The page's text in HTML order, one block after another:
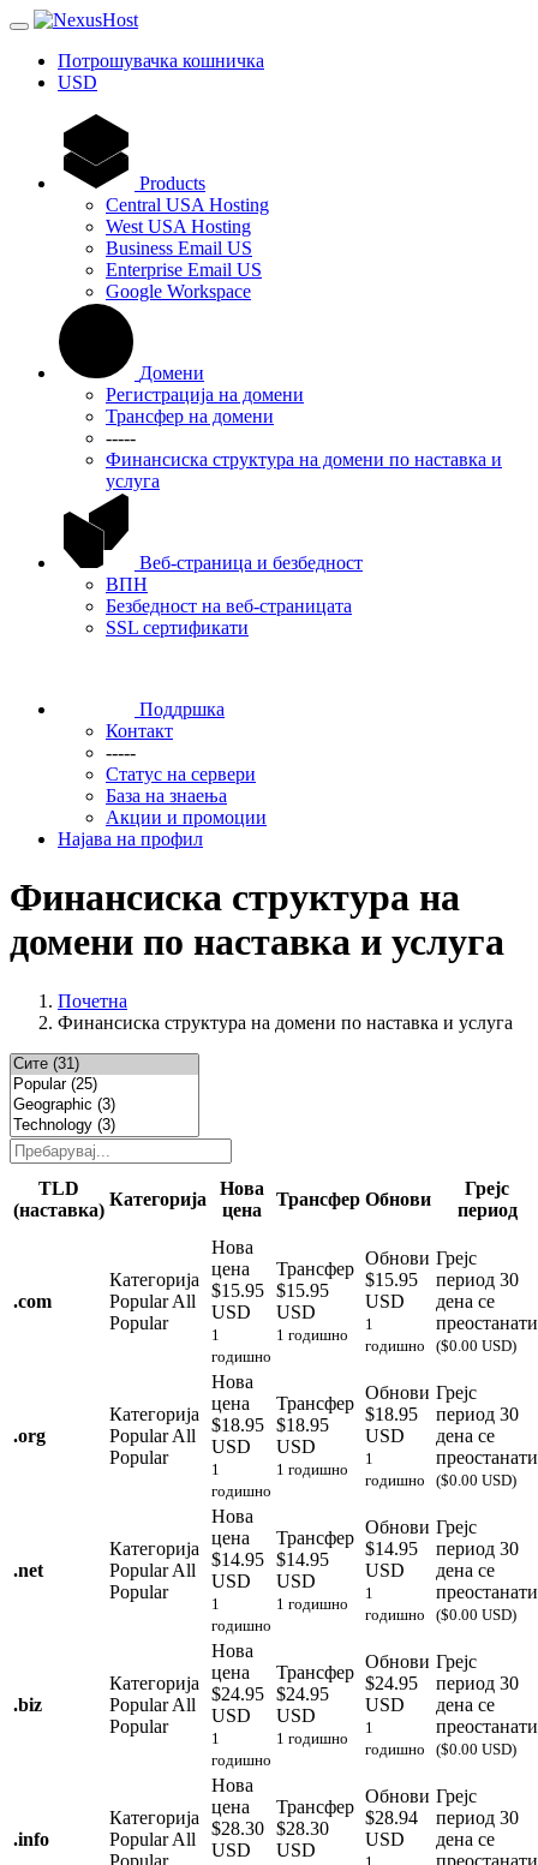
Потрошувачка кошничка
USD
Products
Central USA Hosting
West USA Hosting
Business Email US
Enterprise Email US
Google Workspace
Домени
Регистрација на домени
Трансфер на домени
-----
Финансиска структура на домени по наставка и
услуга
Веб-страница и безбедност
ВПН
Безбедност на веб-страницата
SSL сертификати
Поддршка
Контакт
-----
Статус на сервери
База на знаења
Акции и промоции
Најава на профил
Финансиска структура на
домени по наставка и услуга
Почетна
Финансиска структура на домени по наставка и услуга
TLD
(наставка)
Категорија
Нова
цена
Трансфер Обнови
Грејс
период
.com
Категорија
PopularAll
Popular
Нова
цена
$15.95
USD
1
годишно
Трансфер
$15.95
USD
1 годишно
Обнови
$15.95
USD
1
годишно
Грејс
период 30
дена се
преостанати
($0.00 USD)
.org
Категорија
PopularAll
Popular
Нова
цена
$18.95
USD
1
годишно
Трансфер
$18.95
USD
1 годишно
Обнови
$18.95
USD
1
годишно
Грејс
период 30
дена се
преостанати
($0.00 USD)
.net
Категорија
PopularAll
Popular
Нова
цена
$14.95
USD
1
годишно
Трансфер
$14.95
USD
1 годишно
Обнови
$14.95
USD
1
годишно
Грејс
период 30
дена се
преостанати
($0.00 USD)
.biz
Категорија
PopularAll
Popular
Нова
цена
$24.95
USD
1
годишно
Трансфер
$24.95
USD
1 годишно
Обнови
$24.95
USD
1
годишно
Грејс
период 30
дена се
преостанати
($0.00 USD)
.info
Категорија
PopularAll
Popular
Нова
цена
$28.30
USD
Трансфер
$28.30
USD
Обнови
$28.94
USD
Грејс
период 30
дена се
преостанати